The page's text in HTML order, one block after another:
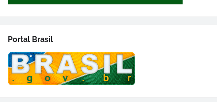
Portal Brasil